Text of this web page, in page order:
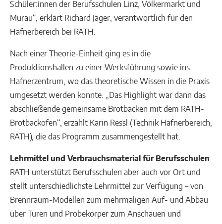
Schüler:innen der Berufsschulen Linz, Völkermarkt und
Murau“, erklärt Richard Jäger, verantwortlich für den
Hafnerbereich bei RATH.
Nach einer Theorie-Einheit ging es in die
Produktionshallen zu einer Werksführung sowie ins
Hafnerzentrum, wo das theoretische Wissen in die Praxis
umgesetzt werden konnte. „Das Highlight war dann das
abschließende gemeinsame Brotbacken mit dem RATH-
Brotbackofen“, erzählt Karin Ressl (Technik Hafnerbereich,
RATH), die das Programm zusammengestellt hat.
Lehrmittel und Verbrauchsmaterial für Berufsschulen
RATH unterstützt Berufsschulen aber auch vor Ort und
stellt unterschiedlichste Lehrmittel zur Verfügung – von
Brennraum-Modellen zum mehrmaligen Auf- und Abbau
über Türen und Probekörper zum Anschauen und